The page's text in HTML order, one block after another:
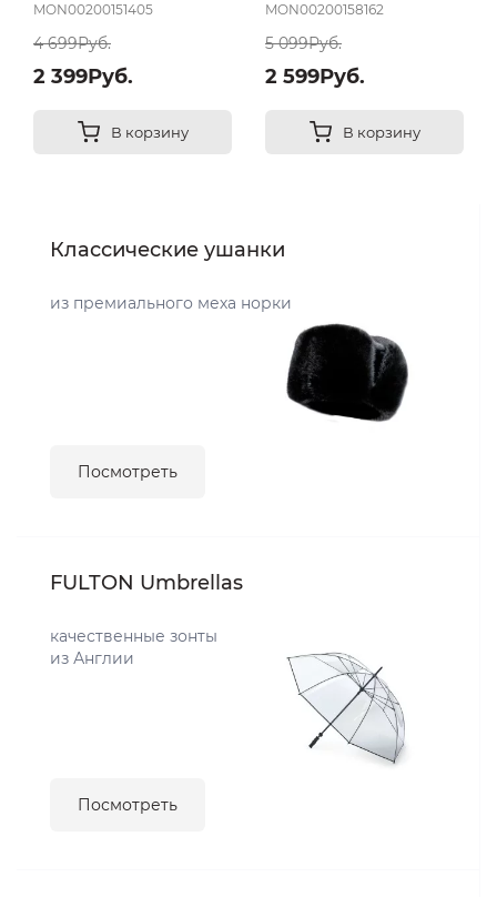
MON00200151405
4 699Руб.
2 399Руб.
В корзину
MON00200158162
5 099Руб.
2 599Руб.
В корзину
Классические ушанки
из премиального меха норки
Посмотреть
FULTON Umbrellas
качественные зонты
из Англии
Посмотреть